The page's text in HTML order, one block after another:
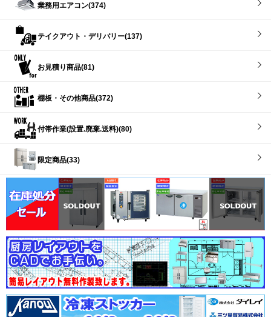
業務用エアコン(374)
テイクアウト・デリバリー(137)
お見積り商品(81)
棚板・その他商品(372)
付帯作業(設置.廃棄.送料)(80)
限定商品(33)